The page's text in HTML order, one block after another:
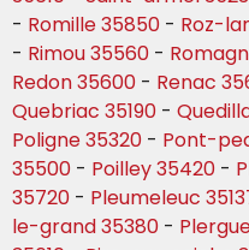
- Romille 35850 - Roz-
- Rimou 35560 -
Redon 35600 - Renac
Quebriac 35190 -
Poligne 35320 - Pont-
35500 - Poilley 35420 -
35720 - Pleumeleuc
le-grand 35380 -